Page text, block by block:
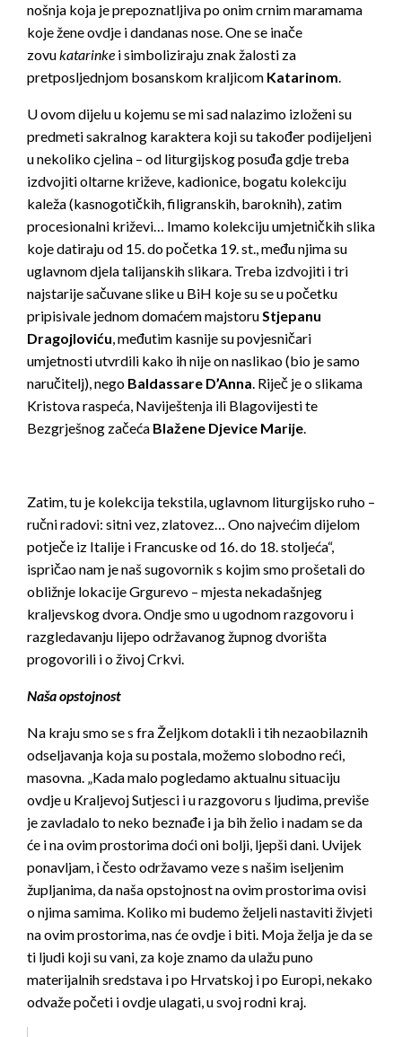
nošnja koja je prepoznatljiva po onim crnim maramama
koje žene ovdje i dandanas nose. One se inače
zovukatarinke i simboliziraju znak žalosti za
pretposljednjom bosanskom kraljicom Katarinom.
U ovom dijelu u kojemu se mi sad nalazimo izloženi su
predmeti sakralnog karaktera koji su također podijeljeni
u nekoliko cjelina – od liturgijskog posuđa gdje treba
izdvojiti oltarne križeve, kadionice, bogatu kolekciju
kaleža (kasnogotičkih, filigranskih, baroknih), zatim
procesionalni križevi… Imamo kolekciju umjetničkih slika
koje datiraju od 15. do početka 19. st., među njima su
uglavnom djela talijanskih slikara. Treba izdvojiti i tri
najstarije sačuvane slike u BiH koje su se u početku
pripisivale jednom domaćem majstoruStjepanu
Dragojloviću, međutim kasnije su povjesničari
umjetnosti utvrdili kako ih nije on naslikao (bio je samo
naručitelj), nego Baldassare D’Anna. Riječ je o slikama
Kristova raspeća, Naviještenja ili Blagovijesti te
Bezgrješnog začeća Blažene Djevice Marije.
Zatim, tu je kolekcija tekstila, uglavnom liturgijsko ruho –
ručni radovi: sitni vez, zlatovez… Ono najvećim dijelom
potječe iz Italije i Francuske od 16. do 18. stoljeća“,
ispričao nam je naš sugovornik s kojim smo prošetali do
obližnje lokacije Grgurevo – mjesta nekadašnjeg
kraljevskog dvora. Ondje smo u ugodnom razgovoru i
razgledavanju lijepo održavanog župnog dvorišta
progovorili i o živoj Crkvi.
Naša opstojnost
Na kraju smo se s fra Željkom dotakli i tih nezaobilaznih
odseljavanja koja su postala, možemo slobodno reći,
masovna. „Kada malo pogledamo aktualnu situaciju
ovdje u Kraljevoj Sutjesci i u razgovoru s ljudima, previše
je zavladalo to neko beznađe i ja bih želio i nadam se da
će i na ovim prostorima doći oni bolji, ljepši dani. Uvijek
ponavljam, i često održavamo veze s našim iseljenim
župljanima, da naša opstojnost na ovim prostorima ovisi
o njima samima. Koliko mi budemo željeli nastaviti živjeti
na ovim prostorima, nas će ovdje i biti. Moja želja je da se
ti ljudi koji su vani, za koje znamo da ulažu puno
materijalnih sredstava i po Hrvatskoj i po Europi, nekako
odvaže početi i ovdje ulagati, u svoj rodni kraj.